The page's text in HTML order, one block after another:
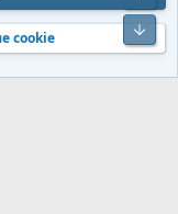
S
S
Ltd. Перевод от
cookie
Низ